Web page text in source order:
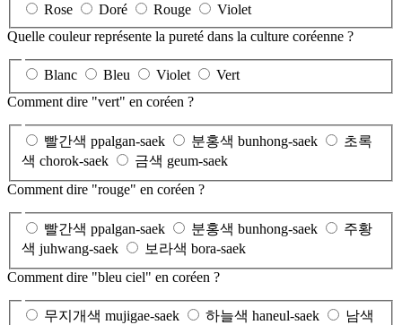
Rose Doré Rouge
Violet
Quelle couleur représente la pureté dans la culture coréenne ?
Blanc Bleu Violet
Vert
Comment dire "vert" en coréen ?
빨간색 ppalgan-saek 분홍색 bunhong-saek
초록
색 chorok-saek
금색 geum-saek
Comment dire "rouge" en coréen ?
빨간색 ppalgan-saek 분홍색 bunhong-saek
주황
색 juhwang-saek
보라색 bora-saek
Comment dire "bleu ciel" en coréen ?
무지개색 mujigae-saek 하늘색 haneul-saek
남색